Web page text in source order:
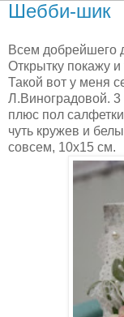
Шебби-шик
Всем добрейшего
Открытку покажу
Такой вот у меня
Л.Виноградовой. 3
плюс пол
чуть кружев и
совсем, 10х15 см.